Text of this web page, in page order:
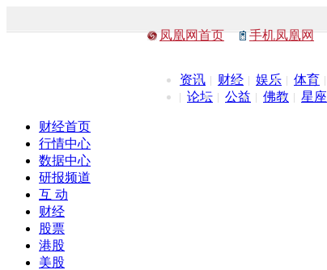
凤凰网首页 手机凤凰网
资讯 财经 娱乐 体育
论坛
公益 佛教 星座
财经首页
行情中心
数据中心
研报频道
互 动
财经
股票
港股
美股